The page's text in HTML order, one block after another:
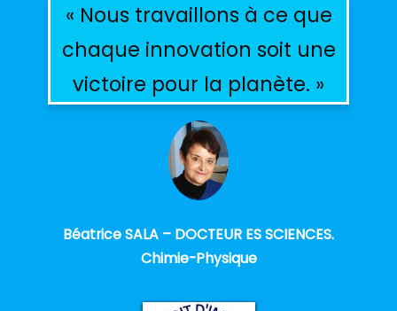
« Nous travaillons à ce que
chaque innovation soit une
victoire pour la planète. »
Béatrice SALA – DOCTEUR ES SCIENCES.
Chimie-Physique